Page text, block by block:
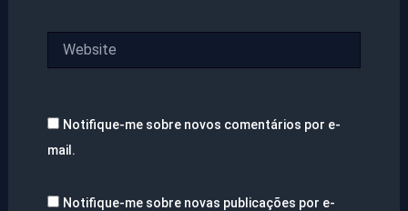
Notifique-me sobre novos comentários por e-
mail.
Notifique-me sobre novas publicações por e-